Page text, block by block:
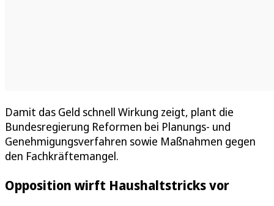
Damit das Geld schnell Wirkung zeigt, plant die
Bundesregierung Reformen bei Planungs- und
Genehmigungsverfahren sowie Maßnahmen gegen
den Fachkräftemangel.
Opposition wirft Haushaltstricks vor